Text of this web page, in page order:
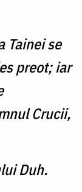
Tainei se
preot; iar
Crucii,
Duh.